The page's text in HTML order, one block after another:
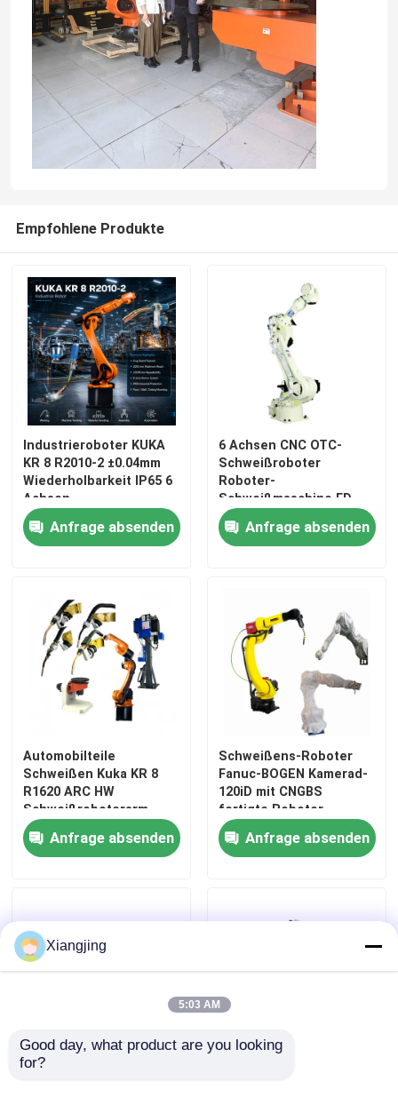
Werksbesichtigung
Qualitätskontrolle
Kontakt mit uns
Bitte um ein Angebot
Industrieroboter-Arm
Schweißensroboterarm
Palettierungsroboterarm
Kooperativer Roboter
CNC-Maschine
Roboter-Stellwerk
Roboterschutzhüllen
Roboter-Arm-Greifer
Handhabungsroboter-Arm
Wählen Sie den Roboter aus
Empfohlene Produkte
Industrieroboter KUKA
KR 8 R2010-2 ±0.04mm
Wiederholbarkeit IP65 6
Achsen
Bogenschweißroboter
und KR C4 KR C5 KR C5-
Anfrage absenden
6 Achsen CNC OTC-
Schweißroboter
Roboter-
Schweißmaschine FD-
V130 Modell 2.139m
Reichweite
Anfrage absenden
Automobilteile
Schweißen Kuka KR 8
R1620 ARC HW
Schweißroboterarm
ARCTEC Roboter-
Außenschweißpistole L-
Anfrage absenden
Schweißens-Roboter
Fanuc-BOGEN Kamerad-
120iD mit CNGBS
fertigte Roboter-
Schutzanzug-
Abdeckung besonders
Anfrage absenden
Automatischer
Xiangjing
5:03 AM
Good day, what product are you looking
for?